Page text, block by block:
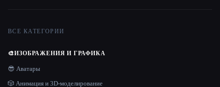
ВСЕ КАТЕГОРИИ
🎨ИЗОБРАЖЕНИЯ И ГРАФИКА
😎 Аватары
🎲 Анимация и 3D-моделирование